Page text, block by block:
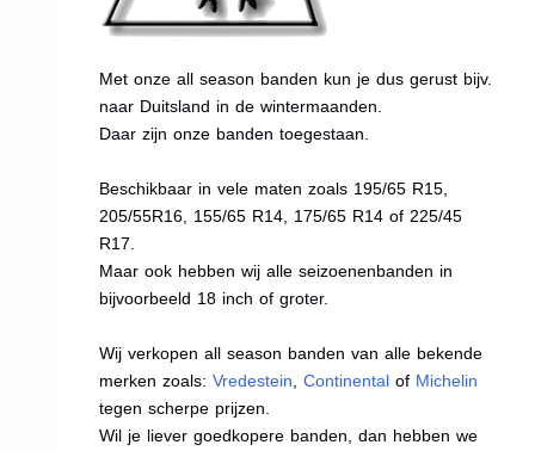
Met onze all season banden kun je dus gerust bijv.
naar Duitsland in de wintermaanden.
Daar zijn onze banden toegestaan.
Beschikbaar in vele maten zoals 195/65 R15,
205/55R16, 155/65 R14, 175/65 R14 of 225/45
R17.
Maar ook hebben wij alle seizoenenbanden in
bijvoorbeeld 18 inch of groter.
Wij verkopen all season banden van alle bekende
merken zoals:Vredestein ,Continental of Michelin
tegen scherpe prijzen.
Wil je liever goedkopere banden, dan hebben we